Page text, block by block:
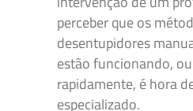
perceber que os
desentupidores
estão funcionando,
rapidamente, é hora
especializado.